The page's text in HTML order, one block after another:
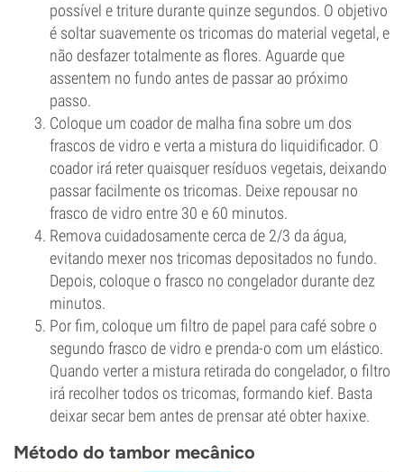
possível e triture durante quinze segundos. O objetivo
é soltar suavemente os tricomas do material vegetal, e
não desfazer totalmente as flores. Aguarde que
assentem no fundo antes de passar ao próximo
passo.
Coloque um coador de malha fina sobre um dos
frascos de vidro e verta a mistura do liquidificador. O
coador irá reter quaisquer resíduos vegetais, deixando
passar facilmente os tricomas. Deixe repousar no
frasco de vidro entre 30 e 60 minutos.
Remova cuidadosamente cerca de 2/3 da água,
evitando mexer nos tricomas depositados no fundo.
Depois, coloque o frasco no congelador durante dez
minutos.
Por fim, coloque um filtro de papel para café sobre o
segundo frasco de vidro e prenda-o com um elástico.
Quando verter a mistura retirada do congelador, o filtro
irá recolher todos os tricomas, formando kief. Basta
deixar secar bem antes de prensar até obter haxixe.
Método do tambor mecânico